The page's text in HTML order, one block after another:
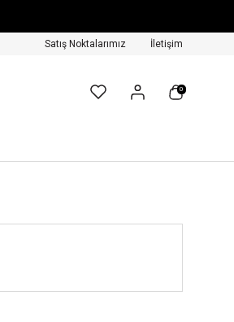
Satış Noktalarımız İletişim
0